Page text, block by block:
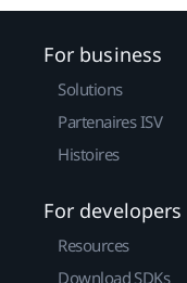
For business
Solutions
Partenaires ISV
Histoires
For developers
Resources
Download SDKs